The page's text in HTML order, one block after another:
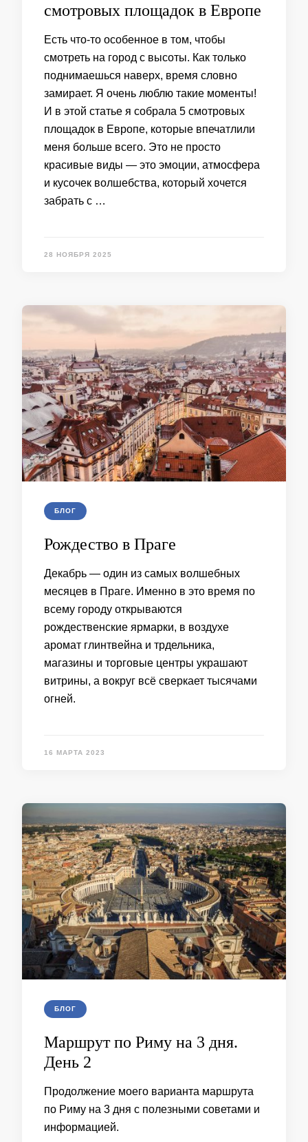
смотровых площадок в Европе
Есть что-то особенное в том, чтобы
смотреть на город с высоты. Как только
поднимаешься наверх, время словно
замирает. Я очень люблю такие моменты!
И в этой статье я собрала 5 смотровых
площадок в Европе, которые впечатлили
меня больше всего. Это не просто
красивые виды — это эмоции, атмосфера
и кусочек волшебства, который хочется
забрать с …
28 НОЯБРЯ 2025
БЛОГ
Рождество в Праге
Декабрь — один из самых волшебных
месяцев в Праге. Именно в это время по
всему городу открываются
рождественские ярмарки, в воздухе
аромат глинтвейна и трдельника,
магазины и торговые центры украшают
витрины, а вокруг всё сверкает тысячами
огней.
16 МАРТА 2023
БЛОГ
Маршрут по Риму на 3 дня.
День 2
Продолжение моего варианта маршрута
по Риму на 3 дня с полезными советами и
информацией.